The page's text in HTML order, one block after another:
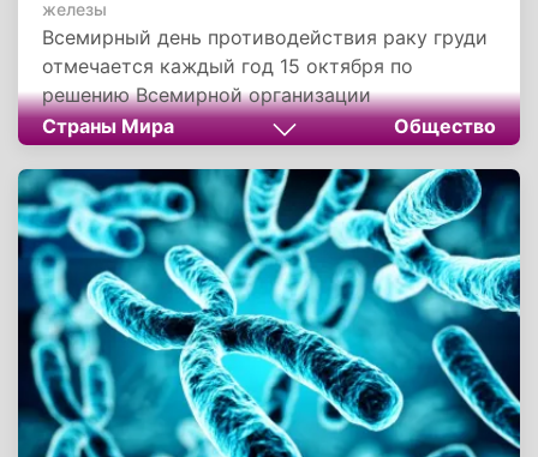
железы
Всемирный день противодействия раку груди
отмечается каждый год 15 октября по
решению Всемирной организации
здравоохранения, которое было принято в
1993 году. Событие призвано повысить
осведомленность общественности о раке
молочной железы и подчеркнуть важность
ранней диагностики.
Страны Мира Общество